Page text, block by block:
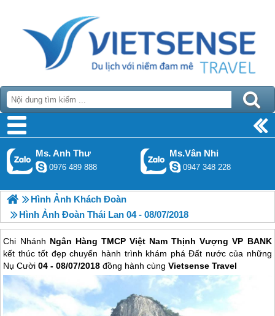
Ms. Anh Thư
0976 489 888
Ms.Vân Nhi
0947 348 228
Hình Ảnh Khách Đoàn
Hình Ảnh Đoàn Thái Lan 04 - 08/07/2018
Chi Nhánh Ngân Hàng TMCP Việt Nam Thịnh Vượng VP BANK
kết thúc tốt đẹp chuyến hành trình khám phá Đất nước của những
Nụ Cười04 - 08/07/2018 đồng hành cùngVietsense Travel